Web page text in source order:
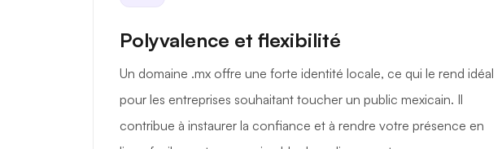
Polyvalence et flexibilité
Un domaine .mx offre une forte identité locale, ce qui le rend idéal
pour les entreprises souhaitant toucher un public mexicain. Il
contribue à instaurer la confiance et à rendre votre présence en